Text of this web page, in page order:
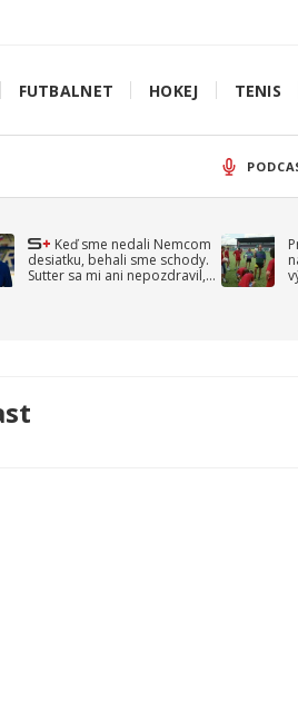
FUTBALNET HOKEJ TENIS
Keď sme nedali Nemcom
desiatku, behali sme schody.
Sutter sa mi ani nepozdravil,